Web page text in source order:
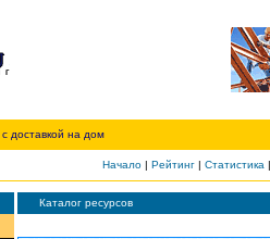
доставкой на дом
Начало | Рейтинг | Статистика
Каталог ресурсов